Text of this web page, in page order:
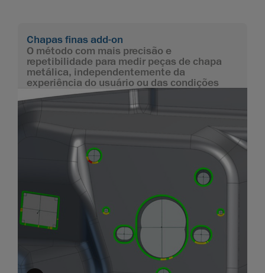
Chapas finas add-on
O método com mais precisão e
repetibilidade para medir peças de chapa
metálica, independentemente da
experiência do usuário ou das condições
ambientais.